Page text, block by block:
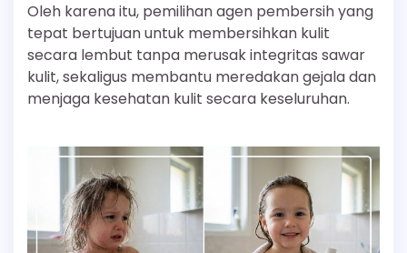
Oleh karena itu, pemilihan agen pembersih yang
tepat bertujuan untuk membersihkan kulit
secara lembut tanpa merusak integritas sawar
kulit, sekaligus membantu meredakan gejala dan
menjaga kesehatan kulit secara keseluruhan.